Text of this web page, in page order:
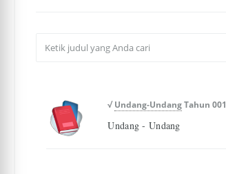
√Undang-UndangTahun 001
Undang - Undang